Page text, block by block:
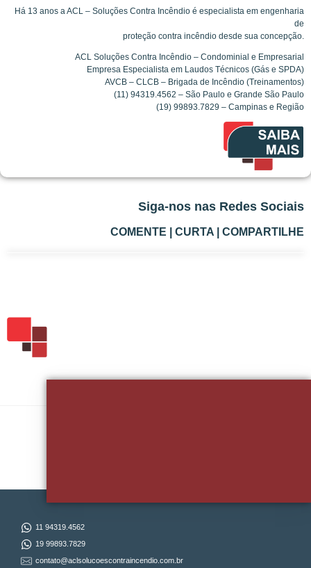
Há 13 anos a ACL – Soluções Contra Incêndio é especialista em engenharia
de
proteção contra incêndio desde sua concepção.
ACL Soluções Contra Incêndio – Condominial e Empresarial
Empresa Especialista em Laudos Técnicos (Gás e SPDA)
AVCB – CLCB – Brigada de Incêndio (Treinamentos)
(11) 94319.4562 – São Paulo e Grande São Paulo
(19) 99893.7829 – Campinas e Região
Siga-nos nas Redes Sociais
COMENTE | CURTA | COMPARTILHE
11 94319.4562
19 99893.7829
contato@aclsolucoescontraincendio.com.br